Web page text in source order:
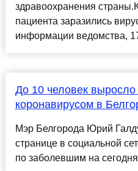
здравоохранения
пациента заразились
информации ведомства,
До 10 человек
коронавирусом в
Мэр Белгорода Юрий
странице в социальной
по заболевшим на